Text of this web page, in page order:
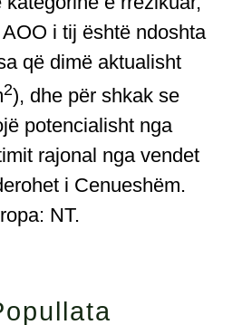
i tij është ndoshta
që dimë aktualisht
2), dhe për shkak se
potencialisht nga
rajonal nga vendet
i Cenueshëm.
NT.